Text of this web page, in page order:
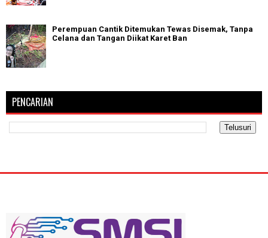
Perempuan Cantik Ditemukan Tewas Disemak, Tanpa
Celana dan Tangan Diikat Karet Ban
PENCARIAN